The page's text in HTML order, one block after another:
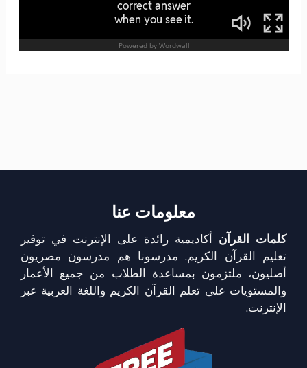
معلومات عنا
كلمات القرآن أكاديمية رائدة على الإنترنت في توفير
تعليم القرآن الكريم. مدرسونا هم مدرسون مصريون
أصليون، ملتزمون بمساعدة الطلاب من جميع الأعمار
والمستويات على تعلم القرآن الكريم واللغة العربية عبر
الإنترنت.